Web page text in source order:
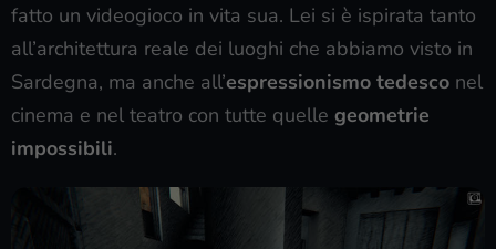
fatto un videogioco in vita sua. Lei si è ispirata tanto
all’architettura reale dei luoghi che abbiamo visto in
Sardegna, ma anche all’espressionismo tedesco nel
cinema e nel teatro con tutte quelle geometrie
impossibili.